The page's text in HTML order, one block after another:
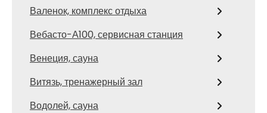
Валенок, комплекс отдыха
Вебасто-А100, сервисная станция
Венеция, сауна
Витязь, тренажерный зал
Водолей, сауна